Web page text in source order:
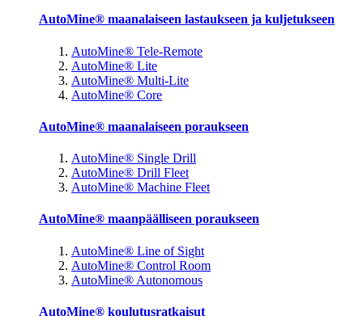
AutoMine® maanalaiseen lastaukseen ja kuljetukseen
AutoMine® Tele-Remote
AutoMine® Lite
AutoMine® Multi-Lite
AutoMine® Core
AutoMine® maanalaiseen poraukseen
AutoMine® Single Drill
AutoMine® Drill Fleet
AutoMine® Machine Fleet
AutoMine® maanpäälliseen poraukseen
AutoMine® Line of Sight
AutoMine® Control Room
AutoMine® Autonomous
AutoMine® koulutusratkaisut